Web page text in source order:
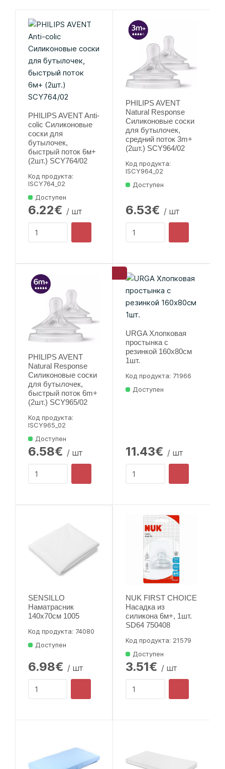
PHILIPS AVENT Anti-
colic Силиконовые
соски для
бутылочек,
быстрый поток 6м+
(2шт.) SCY764/02
Код продукта:
lSCY764_02
Доступен
6.22€ / шт
PHILIPS AVENT
Natural Response
Силиконовые соски
для бутылочек,
средний поток 3m+
(2шт.) SCY964/02
Код продукта:
lSCY964_02
Доступен
6.53€ / шт
PHILIPS AVENT
Natural Response
Силиконовые соски
для бутылочек,
быстрый поток 6m+
(2шт.) SCY965/02
Код продукта:
lSCY965_02
Доступен
6.58€ / шт
URGA Хлопковая
простынка с
резинкой 160x80см
1шт.
Код продукта: 71966
Доступен
11.43€ / шт
SENSILLO
Наматрасник
140x70см 1005
Код продукта: 74080
Доступен
6.98€ / шт
NUK FIRST CHOICE
Насадка из
силикона 6м+, 1шт.
SD64 750408
Код продукта: 21579
Доступен
3.51€ / шт